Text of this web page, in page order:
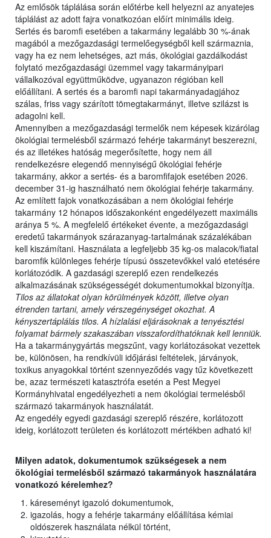
Az emlősök táplálása során előtérbe kell helyezni az anyatejes
táplálást az adott fajra vonatkozóan előírt minimális ideig.
Sertés és baromfi esetében a takarmány legalább 30 %-ának
magából a mezőgazdasági termelőegységből kell származnia,
vagy ha ez nem lehetséges, azt más, ökológiai gazdálkodást
folytató mezőgazdasági üzemmel vagy takarmányipari
vállalkozóval együttműködve, ugyanazon régióban kell
előállítani. A sertés és a baromfi napi takarmányadagjához
szálas, friss vagy szárított tömegtakarmányt, illetve szilázst is
adagolni kell.
Amennyiben a mezőgazdasági termelők nem képesek kizárólag
ökológiai termelésből származó fehérje takarmányt beszerezni,
és az illetékes hatóság megerősítette, hogy nem áll
rendelkezésre elegendő mennyiségű ökológiai fehérje
takarmány, akkor a sertés- és a baromfifajok esetében 2026.
december 31-ig használható nem ökológiai fehérje takarmány.
Az említett fajok vonatkozásában a nem ökológiai fehérje
takarmány 12 hónapos időszakonként engedélyezett maximális
aránya 5 %. A megfelelő értékeket évente, a mezőgazdasági
eredetű takarmányok szárazanyag-tartalmának százalékában
kell kiszámítani. Használata a legfeljebb 35 kg-os malacok/fiatal
baromfik különleges fehérje típusú összetevőkkel való etetésére
korlátozódik. A gazdasági szereplő ezen rendelkezés
alkalmazásának szükségességét dokumentumokkal bizonyítja.
Tilos az állatokat olyan körülmények között, illetve olyan
étrenden tartani, amely vérszegénységet okozhat. A
kényszertáplálás tilos. A hízlalási eljárásoknak a tenyésztési
folyamat bármely szakaszában visszafordíthatóknak kell lenniük.
Ha a takarmánygyártás megszűnt, vagy korlátozásokat vezettek
be, különösen, ha rendkívüli időjárási feltételek, járványok,
toxikus anyagokkal történt szennyeződés vagy tűz következett
be, azaz természeti katasztrófa esetén a Pest Megyei
Kormányhivatal engedélyezheti a nem ökológiai termelésből
származó takarmányok használatát.
Az engedély egyedi gazdasági szereplő részére, korlátozott
ideig, korlátozott területen és korlátozott mértékben adható ki!
Milyen adatok, dokumentumok szükségesek a nem
ökológiai termelésből származó takarmányok használatára
vonatkozó kérelemhez?
káreseményt igazoló dokumentumok,
igazolás, hogy a fehérje takarmány előállítása kémiai
oldószerek használata nélkül történt,